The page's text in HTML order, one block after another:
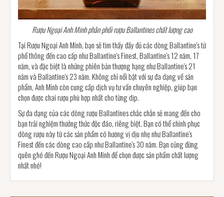
Rượu Ngoại Anh Minh phân phối rượu Ballantines chất lượng cao
Tại Rượu Ngoại Anh Minh, bạn sẽ tìm thấy đầy đủ các dòng Ballantine's từ
phổ thông đến cao cấp như Ballantine's Finest, Ballantine's 12 năm, 17
năm, và đặc biệt là những phiên bản thượng hạng như Ballantine's 21
năm và Ballantine's 23 năm. Không chỉ nổi bật với sự đa dạng về sản
phẩm, Anh Minh còn cung cấp dịch vụ tư vấn chuyên nghiệp, giúp bạn
chọn được chai rượu phù hợp nhất cho từng dịp.
Sự đa dạng của các dòng rượu Ballantines chắc chắn sẽ mang đến cho
bạn trải nghiệm thưởng thức độc đáo, riêng biệt. Bạn có thể chinh phục
dòng rượu này từ các sản phẩm có hương vị dịu nhẹ như Ballantine's
Finest đến các dòng cao cấp như Ballantine's 30 năm. Bạn cũng đừng
quên ghé đến Rượu Ngoại Anh Minh để chọn được sản phẩm chất lượng
nhất nhé!